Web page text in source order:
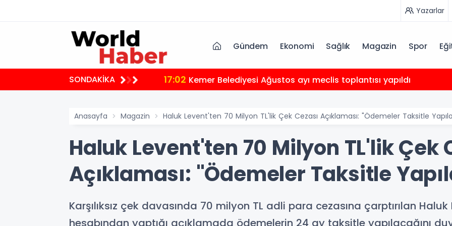
Yazarlar
Gündem Ekonomi Sağlık Magazin Spor
SONDAKİKA 17:02 Kemer Belediyesi Ağustos ayı meclis toplantısı yapıldı
Anasayfa Magazin Haluk Levent'ten 70 Milyon TL'lik Çek Cezası Açıklaması: "Ödemeler Taksitle
Haluk Levent'ten 70 Milyon TL'lik Çek
Açıklaması: "Ödemeler Taksitle
Karşılıksız çek davasında 70 milyon TL adli para cezasına çarptırılan
hesabından yaptığı açıklamada ödemelerin 24 ay taksitle yapılacağını